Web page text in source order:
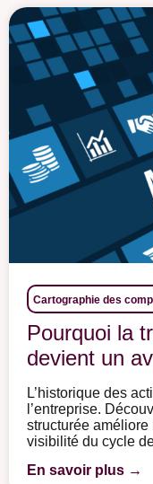
Cartographie des
Pourquoi la
devient un
L’historique des
l’entreprise.
structurée
visibilité du cycle
En savoir plus →